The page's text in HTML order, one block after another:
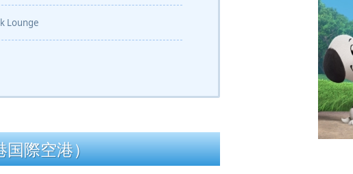
Lounge
国際空港）